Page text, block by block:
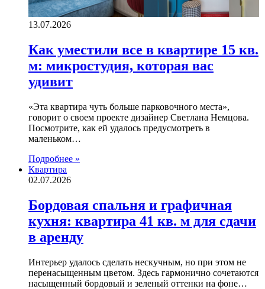
13.07.2026
Как уместили все в квартире 15 кв.
м: микростудия, которая вас
удивит
«Эта квартира чуть больше парковочного места»,
говорит о своем проекте дизайнер Светлана Немцова.
Посмотрите, как ей удалось предусмотреть в
маленьком…
Подробнее »
Квартира
02.07.2026
Бордовая спальня и графичная
кухня: квартира 41 кв. м для сдачи
в аренду
Интерьер удалось сделать нескучным, но при этом не
перенасыщенным цветом. Здесь гармонично сочетаются
насыщенный бордовый и зеленый оттенки на фоне…